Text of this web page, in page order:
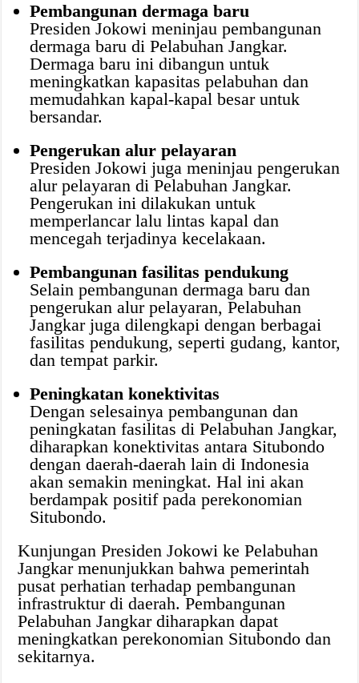
Pembangunan dermaga baru
Presiden Jokowi meninjau pembangunan
dermaga baru di Pelabuhan Jangkar.
Dermaga baru ini dibangun untuk
meningkatkan kapasitas pelabuhan dan
memudahkan kapal-kapal besar untuk
bersandar.
Pengerukan alur pelayaran
Presiden Jokowi juga meninjau pengerukan
alur pelayaran di Pelabuhan Jangkar.
Pengerukan ini dilakukan untuk
memperlancar lalu lintas kapal dan
mencegah terjadinya kecelakaan.
Pembangunan fasilitas pendukung
Selain pembangunan dermaga baru dan
pengerukan alur pelayaran, Pelabuhan
Jangkar juga dilengkapi dengan berbagai
fasilitas pendukung, seperti gudang, kantor,
dan tempat parkir.
Peningkatan konektivitas
Dengan selesainya pembangunan dan
peningkatan fasilitas di Pelabuhan Jangkar,
diharapkan konektivitas antara Situbondo
dengan daerah-daerah lain di Indonesia
akan semakin meningkat. Hal ini akan
berdampak positif pada perekonomian
Situbondo.
Kunjungan Presiden Jokowi ke Pelabuhan
Jangkar menunjukkan bahwa pemerintah
pusat perhatian terhadap pembangunan
infrastruktur di daerah. Pembangunan
Pelabuhan Jangkar diharapkan dapat
meningkatkan perekonomian Situbondo dan
sekitarnya.